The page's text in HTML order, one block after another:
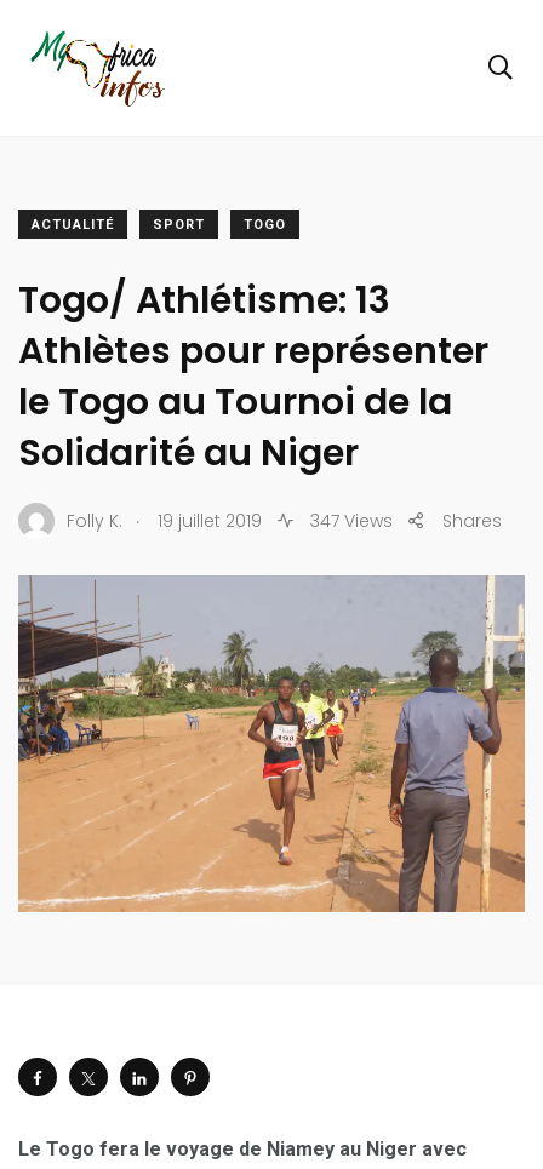
ACTUALITÉ SPORT TOGO
Togo/ Athlétisme: 13
Athlètes pour représenter
le Togo au Tournoi de la
Solidarité au Niger
Folly K. . 19 juillet 2019 347 Views Shares
Le Togo fera le voyage de Niamey au Niger avec